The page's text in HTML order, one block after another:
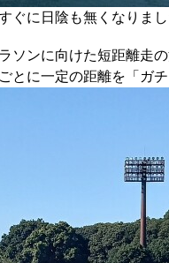
ぐに日陰も無くなりまし
ソンに向けた短距離走
とに一定の距離を「ガチ